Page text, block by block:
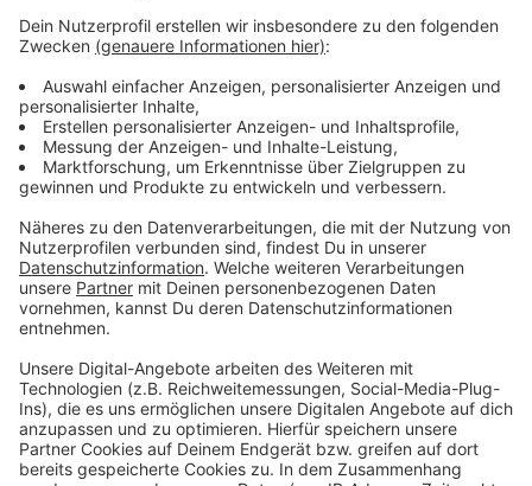
Weitere Informationen und Links zum
Thema:
Anzeige
Die Route der Demo laut Polizei
So berichtet die Polizei über den ersten Demo-Tag
So haben wir vorab berichtet
Infos von Demo 2.0
Polizeigewerkschaft fordert Treckerverbot auf
Demos
Anzeige